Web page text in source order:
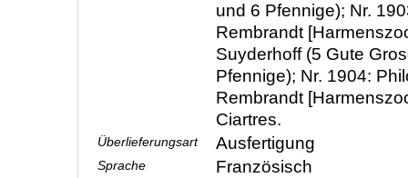
und 6 Pfennige); Nr.
Rembrandt
Suyderhoff (5 Gute
Pfennige); Nr. 1904:
Rembrandt
Ciartres.
Überlieferungsart Ausfertigung
Sprache Französisch